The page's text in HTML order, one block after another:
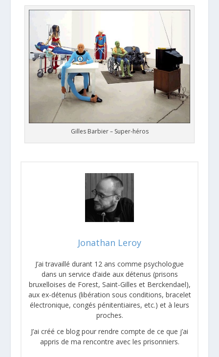
Gilles Barbier – Super-héros
Jonathan Leroy
J’ai travaillé durant 12 ans comme psychologue
dans un service d’aide aux détenus (prisons
bruxelloises de Forest, Saint-Gilles et Berckendael),
aux ex-détenus (libération sous conditions, bracelet
électronique, congés pénitentiaires, etc.) et à leurs
proches.
J’ai créé ce blog pour rendre compte de ce que j’ai
appris de ma rencontre avec les prisonniers.